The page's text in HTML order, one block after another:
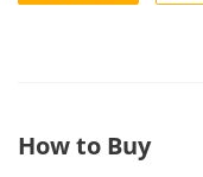
How to Buy